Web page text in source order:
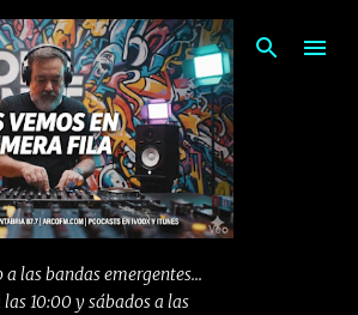
Ir al contenido principal
las bandas emergentes...
10:00 y sábados a las